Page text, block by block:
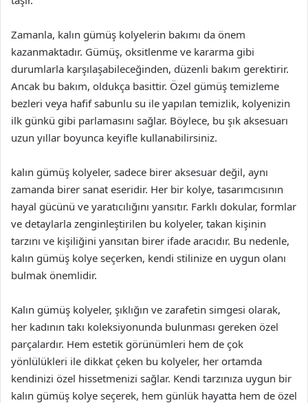
Zamanla, kalın gümüş kolyelerin bakımı da önem
kazanmaktadır. Gümüş, oksitlenme ve kararma gibi
durumlarla karşılaşabileceğinden, düzenli bakım gerektirir.
Ancak bu bakım, oldukça basittir. Özel gümüş temizleme
bezleri veya hafif sabunlu su ile yapılan temizlik, kolyenizin
ilk günkü gibi parlamasını sağlar. Böylece, bu şık aksesuarı
uzun yıllar boyunca keyifle kullanabilirsiniz.
kalın gümüş kolyeler, sadece birer aksesuar değil, aynı
zamanda birer sanat eseridir. Her bir kolye, tasarımcısının
hayal gücünü ve yaratıcılığını yansıtır. Farklı dokular, formlar
ve detaylarla zenginleştirilen bu kolyeler, takan kişinin
tarzını ve kişiliğini yansıtan birer ifade aracıdır. Bu nedenle,
kalın gümüş kolye seçerken, kendi stilinize en uygun olanı
bulmak önemlidir.
Kalın gümüş kolyeler, şıklığın ve zarafetin simgesi olarak,
her kadının takı koleksiyonunda bulunması gereken özel
parçalardır. Hem estetik görünümleri hem de çok
yönlülükleri ile dikkat çeken bu kolyeler, her ortamda
kendinizi özel hissetmenizi sağlar. Kendi tarzınıza uygun bir
kalın gümüş kolye seçerek, hem günlük hayatta hem de özel